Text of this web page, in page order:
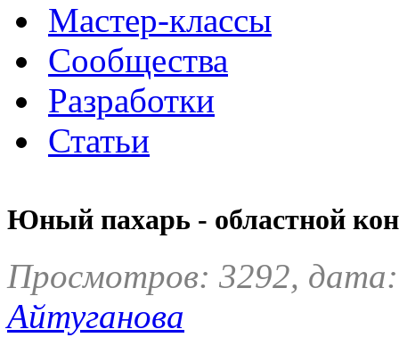
Мастер-классы
Сообщества
Разработки
Статьи
Юный пахарь - областной
Просмотров: 3292,
Айтуганова